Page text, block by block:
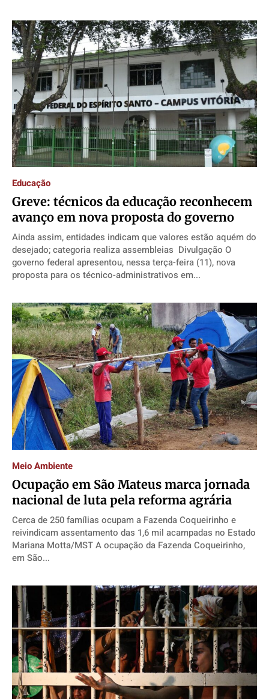
Educação
Greve: técnicos da educação reconhecem
avanço em nova proposta do governo
Ainda assim, entidades indicam que valores estão aquém do
desejado; categoria realiza assembleias Divulgação O
governo federal apresentou, nessa terça-feira (11), nova
proposta para os técnico-administrativos em...
Meio Ambiente
Ocupação em São Mateus marca jornada
nacional de luta pela reforma agrária
Cerca de 250 famílias ocupam a Fazenda Coqueirinho e
reivindicam assentamento das 1,6 mil acampadas no Estado
Mariana Motta/MST A ocupação da Fazenda Coqueirinho,
em São...